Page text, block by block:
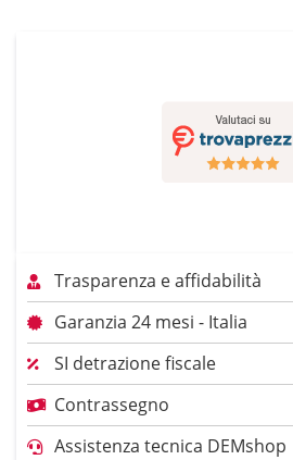
Trasparenza e affidabilità
Garanzia 24 mesi - Italia
SI detrazione fiscale
Contrassegno
Assistenza tecnica DEMshop